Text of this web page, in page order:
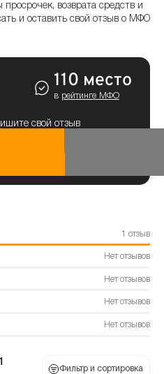
возврата средств и
и оставить свой отзыв о МФО
110 место
в рейтинге МФО
свой отзыв
1 отзыв
Нет отзывов
Нет отзывов
Нет отзывов
Нет отзывов
Фильтр и сортировка